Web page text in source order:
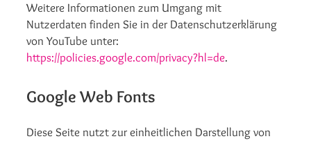
Weitere Informationen zum Umgang mit
Nutzerdaten finden Sie in der Datenschutzerklärung
von YouTube unter:
https://policies.google.com/privacy?hl=de.
Google Web Fonts
Diese Seite nutzt zur einheitlichen Darstellung von